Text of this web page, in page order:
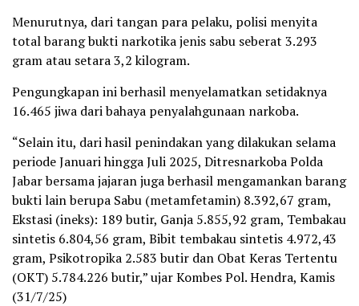
Menurutnya, dari tangan para pelaku, polisi menyita
total barang bukti narkotika jenis sabu seberat 3.293
gram atau setara 3,2 kilogram.
Pengungkapan ini berhasil menyelamatkan setidaknya
16.465 jiwa dari bahaya penyalahgunaan narkoba.
“Selain itu, dari hasil penindakan yang dilakukan selama
periode Januari hingga Juli 2025, Ditresnarkoba Polda
Jabar bersama jajaran juga berhasil mengamankan barang
bukti lain berupa Sabu (metamfetamin) 8.392,67 gram,
Ekstasi (ineks): 189 butir, Ganja 5.855,92 gram, Tembakau
sintetis 6.804,56 gram, Bibit tembakau sintetis 4.972,43
gram, Psikotropika 2.583 butir dan Obat Keras Tertentu
(OKT) 5.784.226 butir,” ujar Kombes Pol. Hendra, Kamis
(31/7/25)